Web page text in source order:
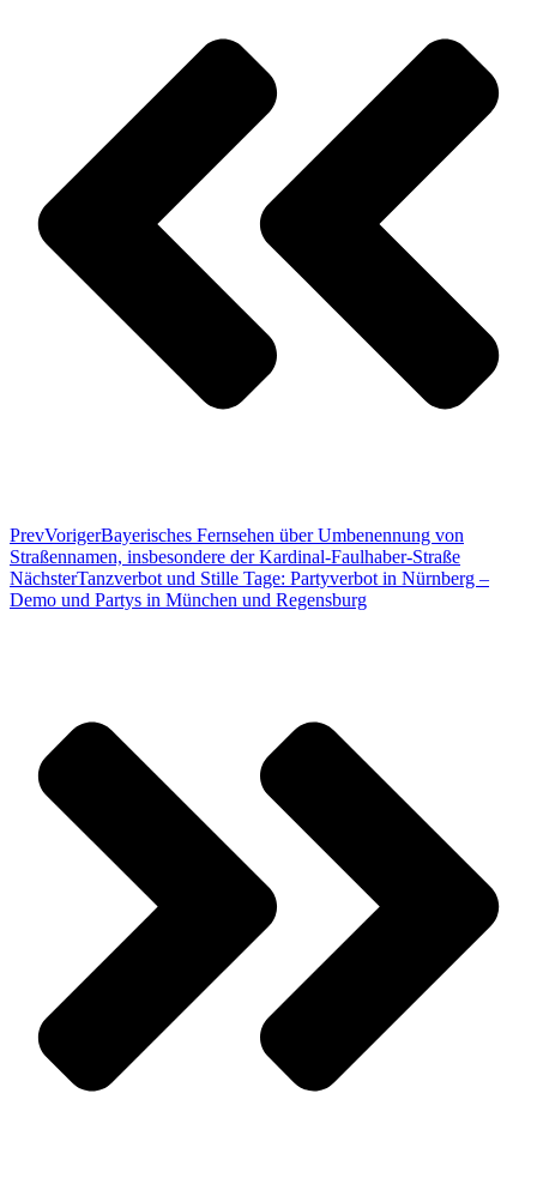
PrevVorigerBayerisches Fernsehen über Umbenennung von
Straßennamen, insbesondere der Kardinal-Faulhaber-Straße
NächsterTanzverbot und Stille Tage: Partyverbot in Nürnberg –
Demo und Partys in München und Regensburg